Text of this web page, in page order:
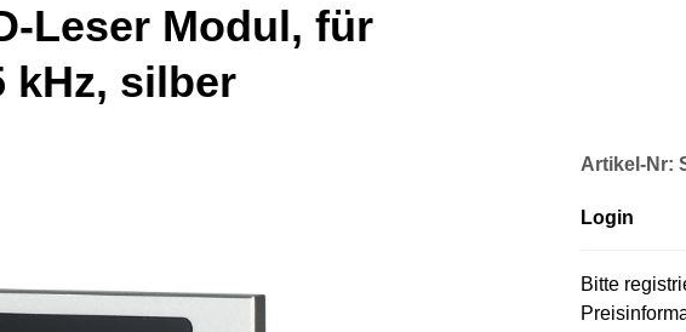
Leser Modul, für
kHz, silber
Artikel-Nr:
Login
Bitte